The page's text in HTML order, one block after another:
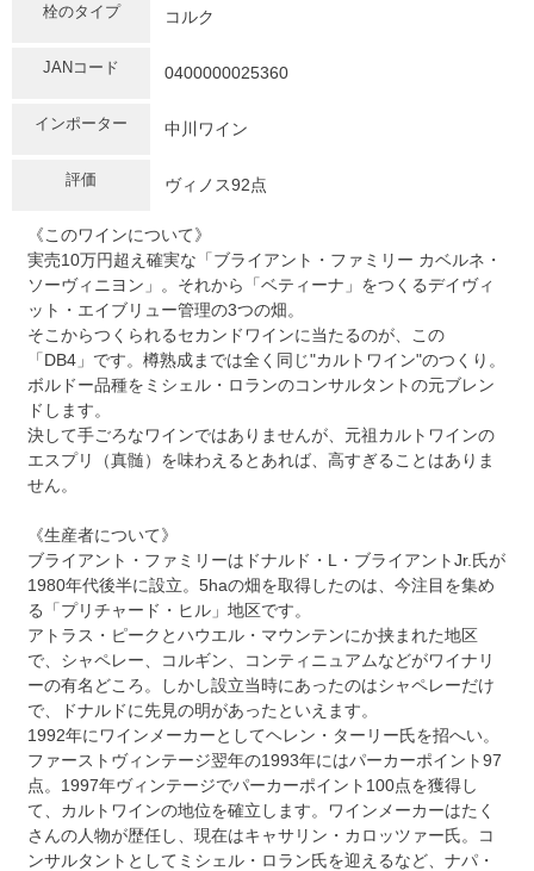
栓のタイプ コルク
JANコード 0400000025360
インポーター 中川ワイン
評価 ヴィノス92点
《このワインについて》
実売10万円超え確実な「ブライアント・ファミリー カベルネ・
ソーヴィニヨン」。それから「ベティーナ」をつくるデイヴィ
ット・エイブリュー管理の3つの畑。
そこからつくられるセカンドワインに当たるのが、この
「DB4」です。樽熟成までは全く同じ"カルトワイン"のつくり。
ボルドー品種をミシェル・ロランのコンサルタントの元ブレン
ドします。
決して手ごろなワインではありませんが、元祖カルトワインの
エスプリ（真髄）を味わえるとあれば、高すぎることはありま
せん。
《生産者について》
ブライアント・ファミリーはドナルド・L・ブライアントJr.氏が
1980年代後半に設立。5haの畑を取得したのは、今注目を集め
る「プリチャード・ヒル」地区です。
アトラス・ピークとハウエル・マウンテンにか挟まれた地区
で、シャペレー、コルギン、コンティニュアムなどがワイナリ
ーの有名どころ。しかし設立当時にあったのはシャペレーだけ
で、ドナルドに先見の明があったといえます。
1992年にワインメーカーとしてヘレン・ターリー氏を招へい。
ファーストヴィンテージ翌年の1993年にはパーカーポイント97
点。1997年ヴィンテージでパーカーポイント100点を獲得し
て、カルトワインの地位を確立します。ワインメーカーはたく
さんの人物が歴任し、現在はキャサリン・カロッツァー氏。コ
ンサルタントとしてミシェル・ロラン氏を迎えるなど、ナパ・